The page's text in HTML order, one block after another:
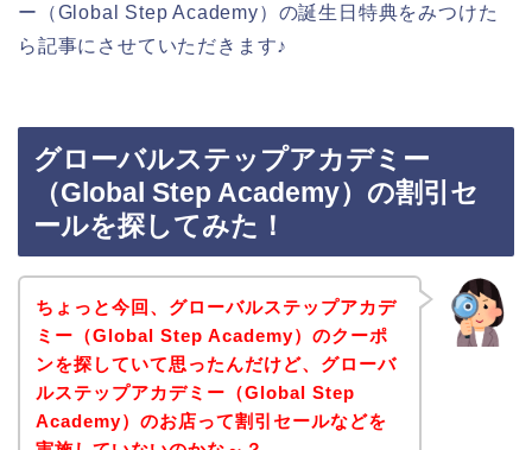
ー（Global Step Academy）の誕生日特典をみつけた
ら記事にさせていただきます♪
グローバルステップアカデミー
（Global Step Academy）の割引セ
ールを探してみた！
ちょっと今回、グローバルステップアカデ
ミー（Global Step Academy）のクーポ
ンを探していて思ったんだけど、グローバ
ルステップアカデミー（Global Step
Academy）のお店って割引セールなどを